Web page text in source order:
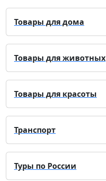
Товары для дома
Товары для животных
Товары для красоты
Транспорт
Туры по России